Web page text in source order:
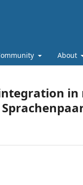
About
in